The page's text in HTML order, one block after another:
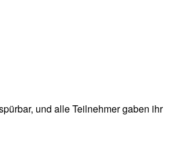
und alle Teilnehmer gaben ihr